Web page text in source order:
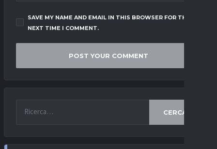
SAVE MY NAME AND EMAIL IN THIS BROWSER FOR THE
NEXT TIME I COMMENT.
CERCA